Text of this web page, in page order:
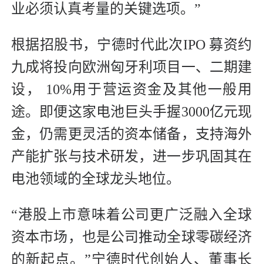
业必须认真考量的关键选项。”
根据招股书，宁德时代此次IPO 募资约
九成将投向欧洲匈牙利项目一、二期建
设， 10%用于营运资金及其他一般用
途。即便这家电池巨头手握3000亿元现
金，仍需更灵活的资本储备，支持海外
产能扩张与技术研发，进一步巩固其在
电池领域的全球龙头地位。
“港股上市意味着公司更广泛融入全球
资本市场，也是公司推动全球零碳经济
的新起点。”宁德时代创始人、董事长